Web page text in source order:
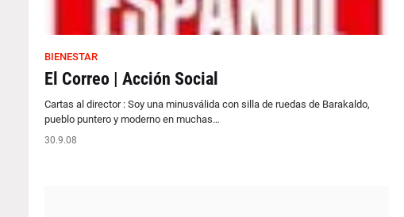
BIENESTAR
El Correo | Acción Social
Cartas al director : Soy una minusválida con silla de ruedas de Barakaldo,
pueblo puntero y moderno en muchas…
30.9.08